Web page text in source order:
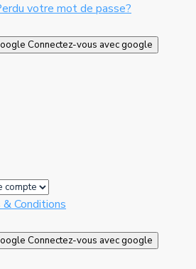
votre mot de passe?
Connectez-vous avec google
Conditions
Connectez-vous avec google